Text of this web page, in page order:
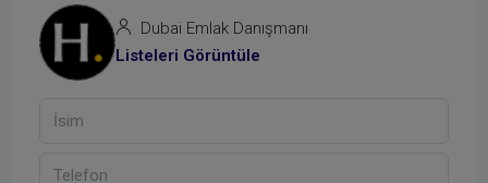
Dubai Emlak Danışmanı
Listeleri Görüntüle